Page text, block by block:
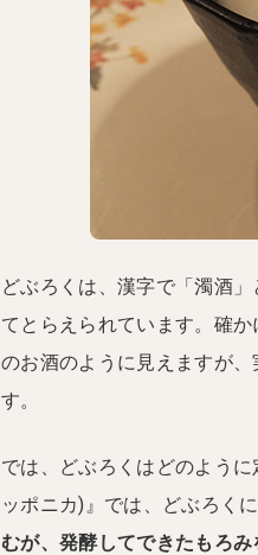
どぶろくは、漢字で「濁酒
てとらえられています。確
のお酒のように見えますが
す。
では、どぶろくはどのよう
ッポニカ)』では、どぶろく
むが、発酵してできたもろみ